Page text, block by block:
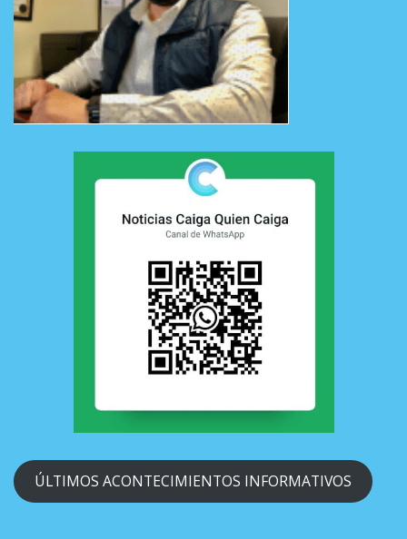
ÚLTIMOS ACONTECIMIENTOS INFORMATIVOS